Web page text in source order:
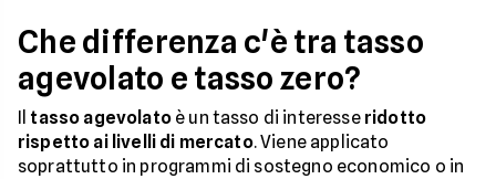
Che differenza c'è tra tasso
agevolato e tasso zero?
Il tasso agevolatoè un tasso di interesse ridotto
rispetto ai livelli di mercato. Viene applicato
soprattutto in programmi di sostegno economico o in